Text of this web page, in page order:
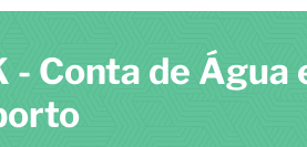
- Conta de Água